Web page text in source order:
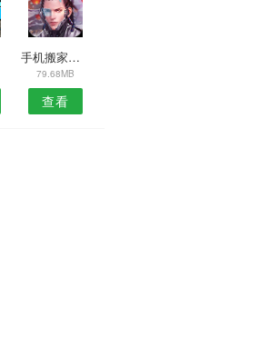
手机搬家助手
79.68MB
查看